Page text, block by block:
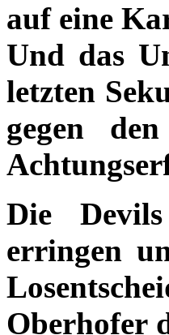
auf eine
Und das
letzten
gegen
Die
erringen
Oberhofer